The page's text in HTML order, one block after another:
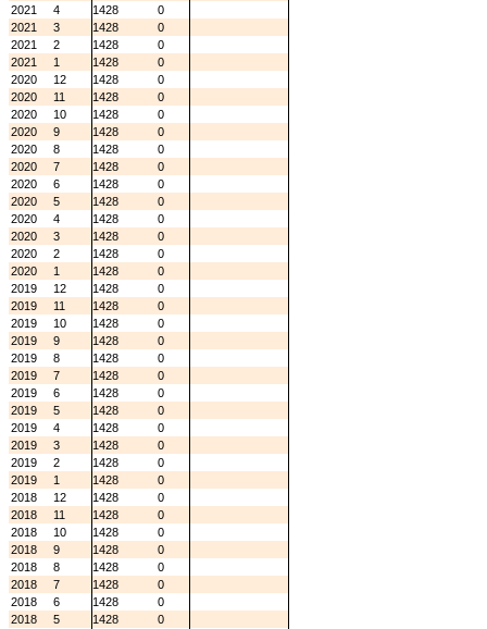
2021
4 1428
0
2021
3 1428
0
2021
2 1428
0
2021
1 1428
0
2020
12 1428
0
2020
11 1428
0
2020
10 1428
0
2020
9 1428
0
2020
8 1428
0
2020
7 1428
0
2020
6 1428
0
2020
5 1428
0
2020
4 1428
0
2020
3 1428
0
2020
2 1428
0
2020
1 1428
0
2019
12 1428
0
2019
11 1428
0
2019
10 1428
0
2019
9 1428
0
2019
8 1428
0
2019
7 1428
0
2019
6 1428
0
2019
5 1428
0
2019
4 1428
0
2019
3 1428
0
2019
2 1428
0
2019
1 1428
0
2018
12 1428
0
2018
11 1428
0
2018
10 1428
0
2018
9 1428
0
2018
8 1428
0
2018
7 1428
0
2018
6 1428
0
2018
5 1428
0